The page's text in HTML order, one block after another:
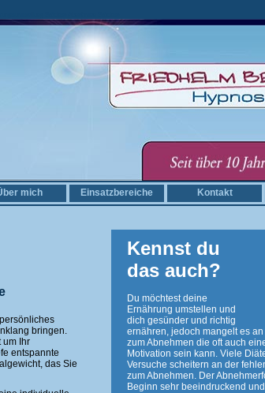
mich Einsatzbereiche Kontakt
bringen.
um Ihr
entspannte
das Sie
Kennst du
das auch?
Du möchtest deine
Ernährung umstellen und
dich gesünder und richtig
ernähren, jedoch mangelt es
zum Abnehmen die oft auch
Motivation sein kann. Viele
Versuche scheitern an der
zum Abnehmen. Der
Beginn sehr beeindruckend